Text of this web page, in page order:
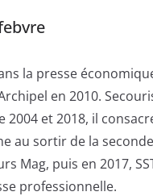
la presse
en 2010.
2004 et 2018, il
au sortir de la
Mag, puis en 2017,
professionnelle.